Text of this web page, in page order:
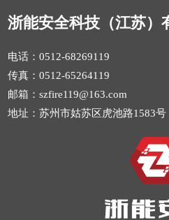
浙能安全科技（江苏）
电话：0512-68269119
传真：0512-65264119
邮箱：szfire119@163.com
地址：苏州市姑苏区虎池路1583号